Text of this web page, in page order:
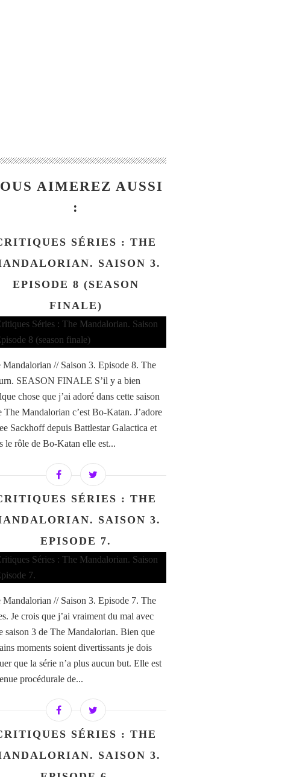
AIMEREZ AUSSI
:
SÉRIES : THE
SAISON 3.
EPISODE 8 (SEASON
FINALE)
Mandalorian // Saison 3. Episode 8. The
SEASON FINALE S’il y a bien
chose que j’ai adoré dans cette saison
The Mandalorian c’est Bo-Katan. J’adore
Sackhoff depuis Battlestar Galactica et
le rôle de Bo-Katan elle est...
SÉRIES : THE
SAISON 3.
EPISODE 7.
Mandalorian // Saison 3. Episode 7. The
Je crois que j’ai vraiment du mal avec
saison 3 de The Mandalorian. Bien que
moments soient divertissants je dois
que la série n’a plus aucun but. Elle est
procédurale de...
SÉRIES : THE
SAISON 3.